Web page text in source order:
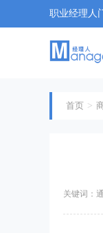
职业经理人
首页
关键词：